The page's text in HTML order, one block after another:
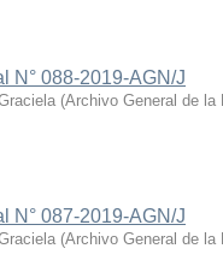
N° 088-2019-AGN/J
(Archivo General de la
N° 087-2019-AGN/J
(Archivo General de la